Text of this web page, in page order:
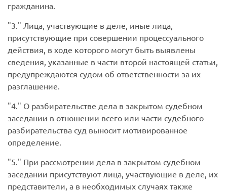
гражданина.
3.
Лица, участвующие в деле, иные лица,
присутствующие при совершении процессуального
действия, в ходе которого могут быть выявлены
сведения, указанные в части второй настоящей статьи,
предупреждаются судом об ответственности за их
разглашение.
4.
О разбирательстве дела в закрытом судебном
заседании в отношении всего или части судебного
разбирательства суд выносит мотивированное
определение.
5.
При рассмотрении дела в закрытом судебном
заседании присутствуют лица, участвующие в деле, их
представители, а в необходимых случаях также